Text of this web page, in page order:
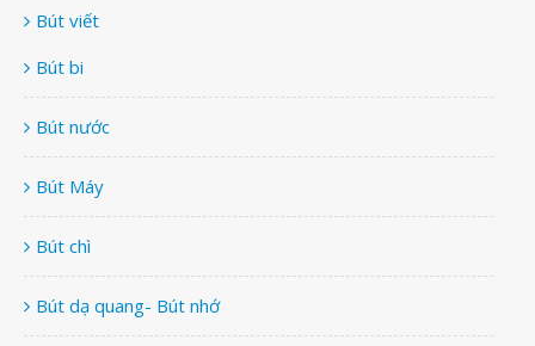
Bút viết
Bút bi
Bút nước
Bút Máy
Bút chì
Bút dạ quang- Bút nhớ